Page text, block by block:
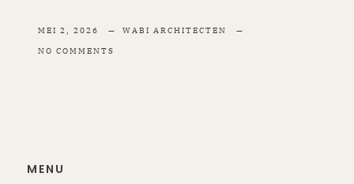
MEI 2, 2026
WABI ARCHITECTEN
NO COMMENTS
MENU